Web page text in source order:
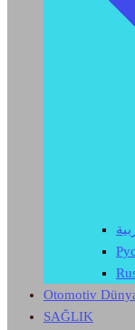
Otomotiv
SAĞLIK